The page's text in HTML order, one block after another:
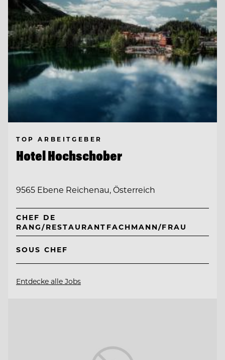
TOP ARBEITGEBER
Hotel Hochschober
9565 Ebene Reichenau, Österreich
CHEF DE
RANG/RESTAURANTFACHMANN/FRAU
SOUS CHEF
Entdecke alle Jobs